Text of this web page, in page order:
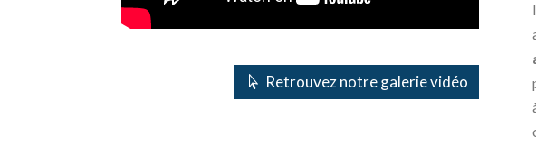
Retrouvez notre galerie vidéo